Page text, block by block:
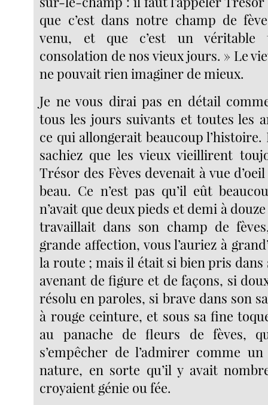
que c’est dans notre champ de
venu, et que c’est un
consolation de nos vieux jours. » Le
ne pouvait rien imaginer de mieux.
Je ne vous dirai pas en détail
tous les jours suivants et toutes les
ce qui allongerait beaucoup
sachiez que les vieux vieillirent
Trésor des Fèves devenait à vue
beau. Ce n’est pas qu’il eût
n’avait que deux pieds et demi à
travaillait dans son champ de
grande affection, vous l’auriez à
la route ; mais il était si bien pris
avenant de figure et de façons, si
résolu en paroles, si brave dans son
à rouge ceinture, et sous sa fine
au panache de fleurs de fèves,
s’empêcher de l’admirer comme
nature, en sorte qu’il y avait
croyaient génie ou fée.